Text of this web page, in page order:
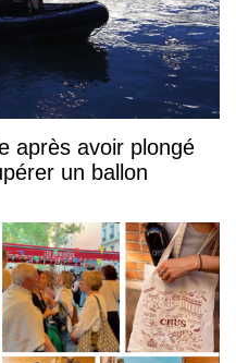
après avoir plongé
un ballon